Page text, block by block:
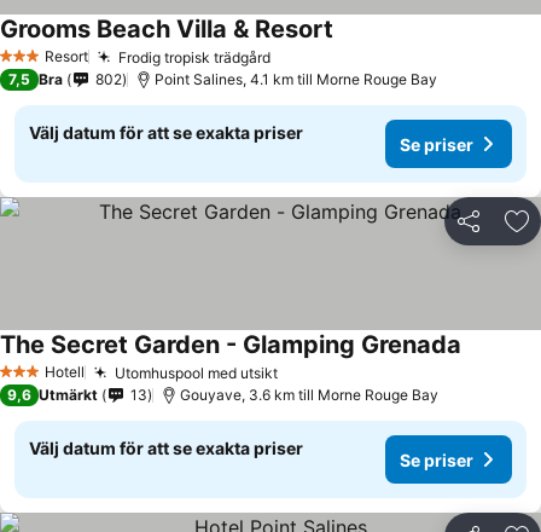
3 StjärnorResort Frodig tropisk trädgård
Grooms Beach Villa & Resort
7,5 Bra 802 Point Salines, 4.1 km till Morne Rouge Bay
Välj datum för att se exakta priser
Se priser
Dela
3 StjärnorHotell Utomhuspool med utsikt
The Secret Garden - Glamping Grenada
9,6 Utmärkt 13 Gouyave, 3.6 km till Morne Rouge Bay
Välj datum för att se exakta priser
Se priser